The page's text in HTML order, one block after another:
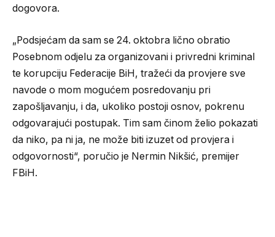
dogovora.
„Podsjećam da sam se 24. oktobra lično obratio
Posebnom odjelu za organizovani i privredni kriminal
te korupciju Federacije BiH, tražeći da provjere sve
navode o mom mogućem posredovanju pri
zapošljavanju, i da, ukoliko postoji osnov, pokrenu
odgovarajući postupak. Tim sam činom želio pokazati
da niko, pa ni ja, ne može biti izuzet od provjera i
odgovornosti“, poručio je Nermin Nikšić, premijer
FBiH.